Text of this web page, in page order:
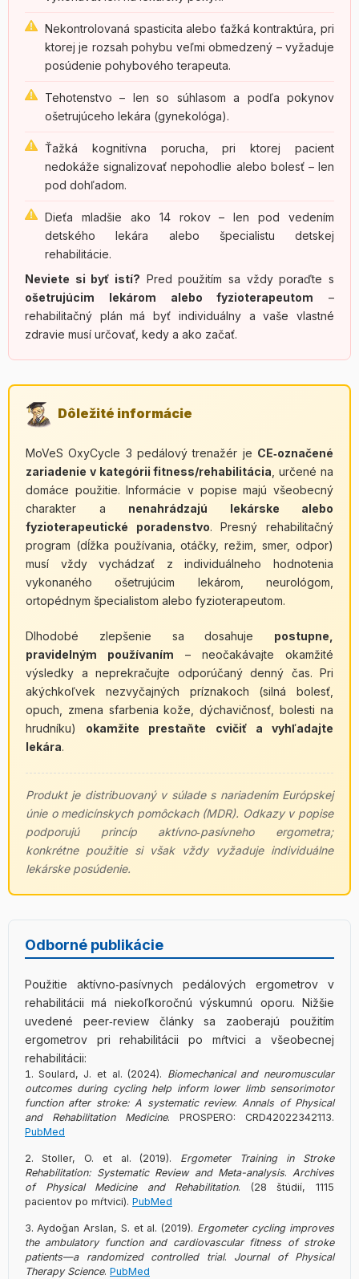
Nekontrolovaná spasticita alebo ťažká kontraktúra, pri
ktorej je rozsah pohybu veľmi obmedzený – vyžaduje
posúdenie pohybového terapeuta.
Tehotenstvo – len so súhlasom a podľa pokynov
ošetrujúceho lekára (gynekológa).
Ťažká kognitívna porucha, pri ktorej pacient
nedokáže signalizovať nepohodlie alebo bolesť – len
pod dohľadom.
Dieťa mladšie ako 14 rokov – len pod vedením
detského lekára alebo špecialistu detskej
rehabilitácie.
Neviete si byť istí? Pred použitím sa vždy poraďte s
ošetrujúcim lekárom alebo fyzioterapeutom –
rehabilitačný plán má byť individuálny a vaše vlastné
zdravie musí určovať, kedy a ako začať.
Dôležité informácie
MoVeS OxyCycle 3 pedálový trenažér je CE‑označené
zariadenie v kategórii fitness/rehabilitácia , určené na
domáce použitie. Informácie v popise majú všeobecný
charakter a nenahrádzajú lekárske alebo
fyzioterapeutické poradenstvo. Presný rehabilitačný
program (dĺžka používania, otáčky, režim, smer, odpor)
musí vždy vychádzať z individuálneho hodnotenia
vykonaného ošetrujúcim lekárom, neurológom,
ortopédnym špecialistom alebo fyzioterapeutom.
Dlhodobé zlepšenie sa dosahuje postupne,
pravidelným používaním – neočakávajte okamžité
výsledky a neprekračujte odporúčaný denný čas. Pri
akýchkoľvek nezvyčajných príznakoch (silná bolesť,
opuch, zmena sfarbenia kože, dýchavičnosť, bolesti na
hrudníku) okamžite prestaňte cvičiť a vyhľadajte
lekára.
Produkt je distribuovaný v súlade s nariadením Európskej
únie o medicínskych pomôckach (MDR). Odkazy v popise
podporujú princíp aktívno‑pasívneho ergometra;
konkrétne použitie si však vždy vyžaduje individuálne
lekárske posúdenie.
Odborné publikácie
Použitie aktívno‑pasívnych pedálových ergometrov v
rehabilitácii má niekoľkoročnú výskumnú oporu. Nižšie
uvedené peer‑review články sa zaoberajú použitím
ergometrov pri rehabilitácii po mŕtvici a všeobecnej
rehabilitácii:
Soulard, J. et al. (2024). Biomechanical and neuromuscular
outcomes during cycling help inform lower limb sensorimotor
function after stroke: A systematic review.Annals of Physical
and Rehabilitation Medicine. PROSPERO: CRD42022342113.
PubMed
Stoller, O. et al. (2019). Ergometer Training in Stroke
Rehabilitation: Systematic Review and Meta-analysis.Archives
of Physical Medicine and Rehabilitation. (28 štúdií, 1115
pacientov po mŕtvici). PubMed
Aydoğan Arslan, S. et al. (2019). Ergometer cycling improves
the ambulatory function and cardiovascular fitness of stroke
patients—a randomized controlled trial. Journal of Physical
Therapy Science. PubMed